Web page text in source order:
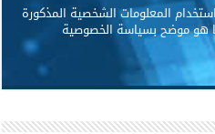
المعلومات الشخصية المذكورة
هو موضح بسياسة الخصوصية